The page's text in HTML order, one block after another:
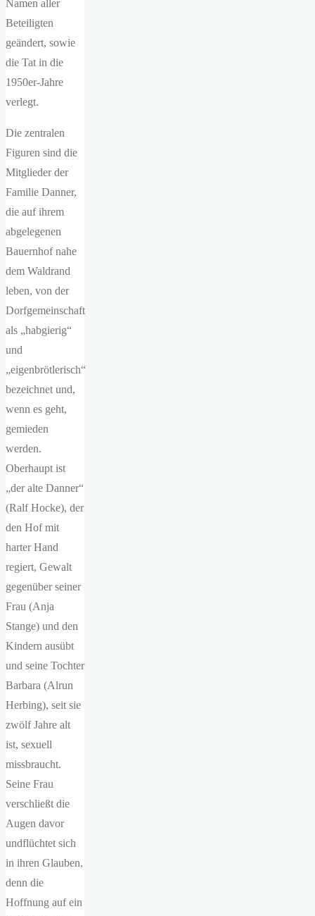
Namen aller
Beteiligten
geändert, sowie
die Tat in die
1950er-Jahre
verlegt.
Die zentralen
Figuren sind die
Mitglieder der
Familie Danner,
die auf ihrem
abgelegenen
Bauernhof nahe
dem Waldrand
leben, von der
Dorfgemeinschaft
als „habgierig“
und
„eigenbrötlerisch“
bezeichnet und,
wenn es geht,
gemieden
werden.
Oberhaupt ist
„der alte Danner“
(Ralf Hocke), der
den Hof mit
harter Hand
regiert, Gewalt
gegenüber seiner
Frau (Anja
Stange) und den
Kindern ausübt
und seine Tochter
Barbara (Alrun
Herbing), seit sie
zwölf Jahre alt
ist, sexuell
missbraucht.
Seine Frau
verschließt die
Augen davor
undflüchtet sich
in ihren Glauben,
denn die
Hoffnung auf ein